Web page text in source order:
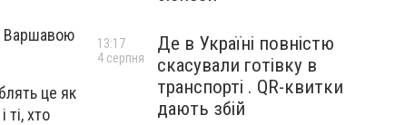
Варшавою
це як
ті, хто
Де в Україні повністю
скасували готівку в
транспорті . QR-квитки
дають збій
13:17
4 серпня